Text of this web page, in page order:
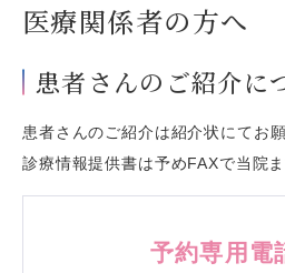
医療関係者の方へ
患者さんのご紹介に
患者さんのご紹介は紹介状にてお
診療情報提供書は予めFAXで当院
予約専用電